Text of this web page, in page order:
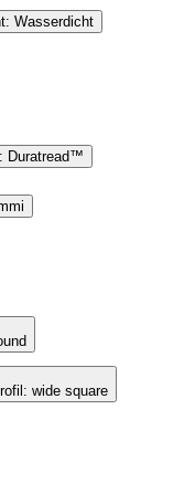
Wasserdicht
Duratread™
wide square